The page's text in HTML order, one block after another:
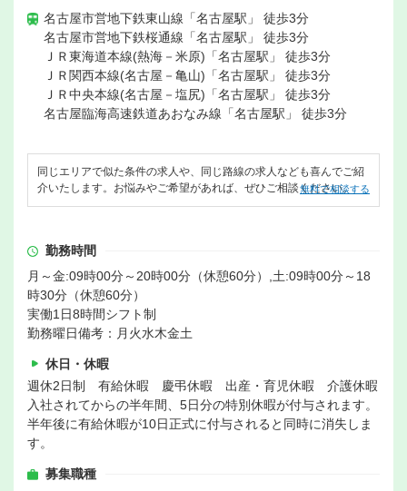
名古屋市営地下鉄東山線「名古屋駅」 徒歩3分
名古屋市営地下鉄桜通線「名古屋駅」 徒歩3分
ＪＲ東海道本線(熱海－米原)「名古屋駅」 徒歩3分
ＪＲ関西本線(名古屋－亀山)「名古屋駅」 徒歩3分
ＪＲ中央本線(名古屋－塩尻)「名古屋駅」 徒歩3分
名古屋臨海高速鉄道あおなみ線「名古屋駅」 徒歩3分
同じエリアで似た条件の求人や、同じ路線の求人なども喜んでご紹
介いたします。お悩みやご希望があれば、ぜひご相談ください。
無料で相談する
勤務時間
月～金:09時00分～20時00分（休憩60分）,土:09時00分～18
時30分（休憩60分）
実働1日8時間シフト制
勤務曜日備考：月火水木金土
休日・休暇
週休2日制 有給休暇 慶弔休暇 出産・育児休暇 介護休暇
入社されてからの半年間、5日分の特別休暇が付与されます。
半年後に有給休暇が10日正式に付与されると同時に消失しま
す。
募集職種